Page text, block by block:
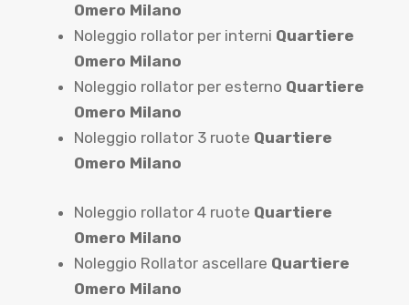
Omero Milano
Noleggio rollator per interni Quartiere
Omero Milano
Noleggio rollator per esterno Quartiere
Omero Milano
Noleggio rollator 3 ruote Quartiere
Omero Milano
Noleggio rollator 4 ruote Quartiere
Omero Milano
Noleggio Rollator ascellare Quartiere
Omero Milano